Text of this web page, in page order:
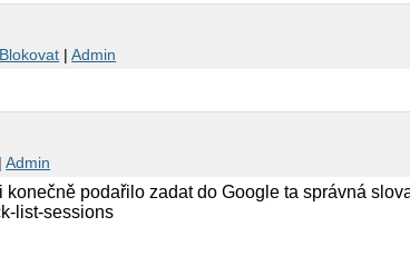
Blokovat |Admin
|Admin
konečně podařilo zadat do Google ta správná
list-sessions